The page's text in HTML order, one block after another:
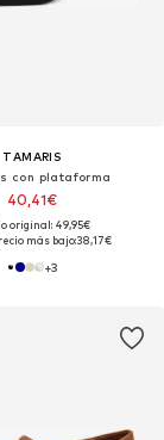
TAMARIS
con plataforma
40,41€
original: 49,95€
más bajo:38,17€
+3